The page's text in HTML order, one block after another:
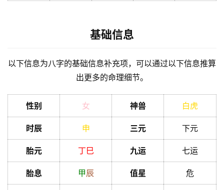
会
员
基础信息
以下信息为八字的基础信息补充项，可以通过以下信息推算
出更多的命理细节。
性别 女 神兽 白虎
时辰 申 三元 下元
胎元 丁巳 九运 七运
胎息 甲辰 值星 危